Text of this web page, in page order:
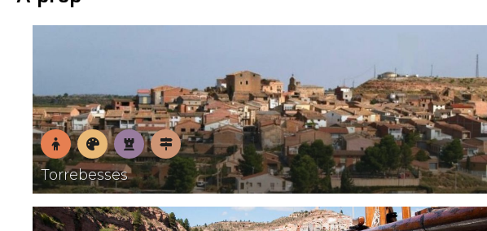
En
família
MuseusPatrimoni
Pobles
amb
encant
Torrebesses